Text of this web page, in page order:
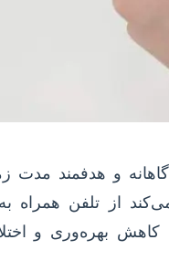
و هدفمند مدت
از تلفن همراه
کاهش بهره‌وری و